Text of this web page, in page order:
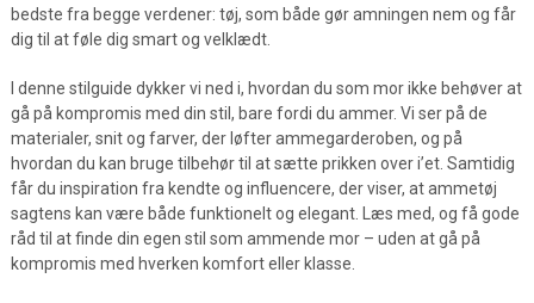
bedste fra begge verdener: tøj, som både gør amningen nem og får
dig til at føle dig smart og velklædt.
I denne stilguide dykker vi ned i, hvordan du som mor ikke behøver at
gå på kompromis med din stil, bare fordi du ammer. Vi ser på de
materialer, snit og farver, der løfter ammegarderoben, og på
hvordan du kan bruge tilbehør til at sætte prikken over i’et. Samtidig
får du inspiration fra kendte og influencere, der viser, at ammetøj
sagtens kan være både funktionelt og elegant. Læs med, og få gode
råd til at finde din egen stil som ammende mor – uden at gå på
kompromis med hverken komfort eller klasse.